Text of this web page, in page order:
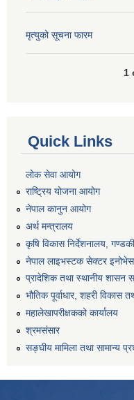
मृत्युको सूचना फारम
1
Quick Links
लोक सेवा आयोग
राष्ट्रिय योजना आयोग
नेपाल कानुन आयोग
अर्थ मन्त्रालय
कृषि विकास निर्देशनालय,
नेपाल लाइभस्टक सेक्टर
प्रादेशिक तथा स्थानीय शासन
भौतिक पूर्वाधार, शहरी विकास
महालेखापरीक्षकको कार्यालय
श्रमसंसार
सङ्घीय मामिला तथा सामान्य